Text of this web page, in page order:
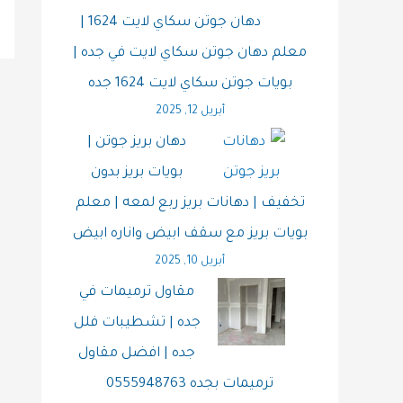
دهان جوتن سكاي لايت 1624 |
معلم دهان جوتن سكاي لايت في جده |
بويات جوتن سكاي لايت 1624 جده
أبريل 12, 2025
دهان بريز جوتن |
بويات بريز بدون
تخفيف | دهانات بريز ربع لمعه | معلم
بويات بريز مع سقف ابيض واناره ابيض
أبريل 10, 2025
مقاول ترميمات في
جده | تشطيبات فلل
جده | افضل مقاول
ترميمات بجده 0555948763